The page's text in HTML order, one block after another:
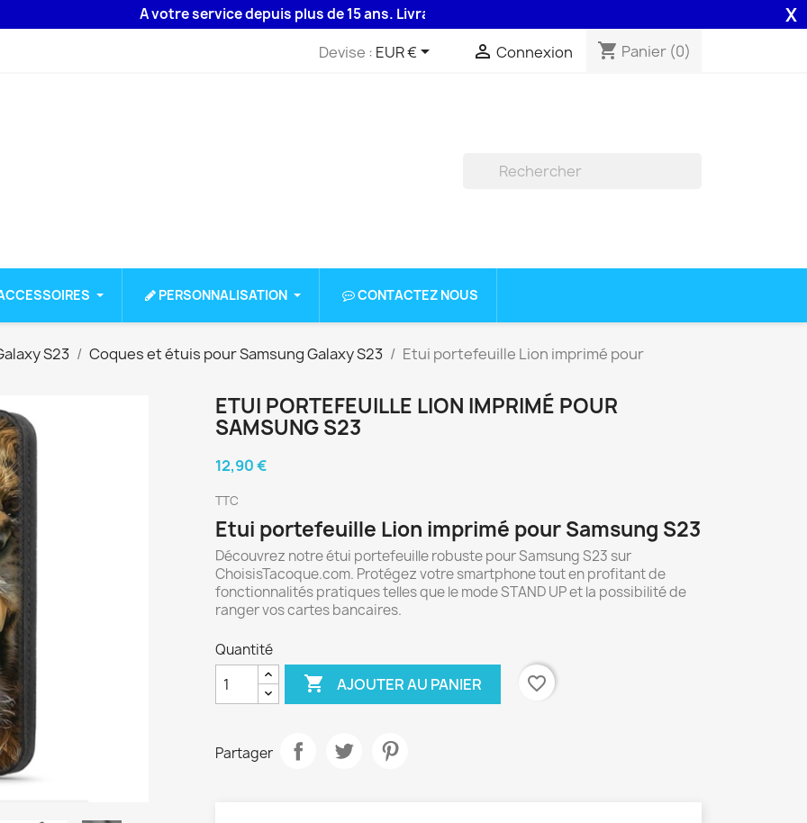
A votre service depuis plus de 15 ans. Livraison 48H assurée par la Poste . X
Devise : EUR €  Connexion shopping_cart Panier (0)
PERSONNALISATION CONTACTEZ NOUS
S23 Coques et étuis pour Samsung Galaxy S23 Etui portefeuille Lion imprimé pour
ETUI PORTEFEUILLE LION IMPRIMÉ POUR
SAMSUNG S23
12,90 €
TTC
Etui portefeuille Lion imprimé pour Samsung S23
Découvrez notre étui portefeuille robuste pour Samsung S23 sur
ChoisisTacoque.com. Protégez votre smartphone tout en profitant de
fonctionnalités pratiques telles que le mode STAND UP et la possibilité de
ranger vos cartes bancaires.
Quantité
 AJOUTER AU PANIER favorite_border
Partager